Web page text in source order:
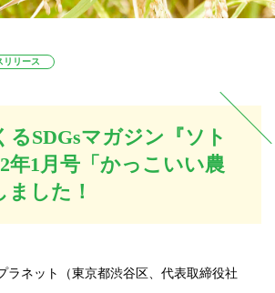
リリース
るSDGsマガジン『ソト
年1月号「かっこいい農
ました！
ラネット（東京都渋谷区、代表取締役社